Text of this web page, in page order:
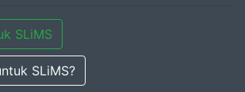
SLiMS
SLiMS?